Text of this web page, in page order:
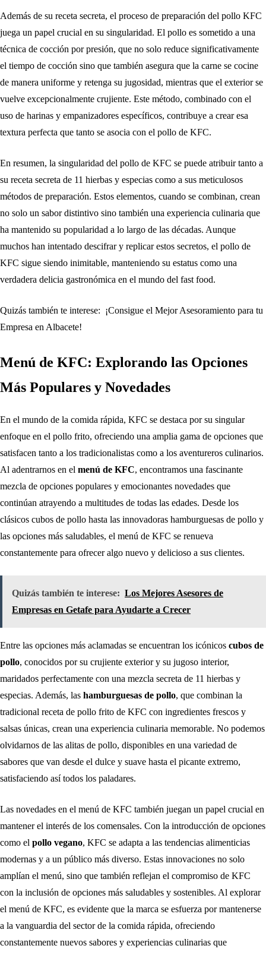
Además de su receta secreta, el proceso de preparación del pollo KFC
juega un papel crucial en su singularidad. El pollo es sometido a una
técnica de cocción por presión, que no solo reduce significativamente
el tiempo de cocción sino que también asegura que la carne se cocine
de manera uniforme y retenga su jugosidad, mientras que el exterior se
vuelve excepcionalmente crujiente. Este método, combinado con el
uso de harinas y empanizadores específicos, contribuye a crear esa
textura perfecta que tanto se asocia con el pollo de KFC.
En resumen, la singularidad del pollo de KFC se puede atribuir tanto a
su receta secreta de 11 hierbas y especias como a sus meticulosos
métodos de preparación. Estos elementos, cuando se combinan, crean
no solo un sabor distintivo sino también una experiencia culinaria que
ha mantenido su popularidad a lo largo de las décadas. Aunque
muchos han intentado descifrar y replicar estos secretos, el pollo de
KFC sigue siendo inimitable, manteniendo su estatus como una
verdadera delicia gastronómica en el mundo del fast food.
Quizás también te interese: ¡Consigue el Mejor Asesoramiento para tu
Empresa en Albacete!
Menú de KFC: Explorando las Opciones
Más Populares y Novedades
En el mundo de la comida rápida, KFC se destaca por su singular
enfoque en el pollo frito, ofreciendo una amplia gama de opciones que
satisfacen tanto a los tradicionalistas como a los aventureros culinarios.
Al adentrarnos en el menú de KFC, encontramos una fascinante
mezcla de opciones populares y emocionantes novedades que
continúan atrayendo a multitudes de todas las edades. Desde los
clásicos cubos de pollo hasta las innovadoras hamburguesas de pollo y
las opciones más saludables, el menú de KFC se renueva
constantemente para ofrecer algo nuevo y delicioso a sus clientes.
Quizás también te interese: Los Mejores Asesores de
Empresas en Getafe para Ayudarte a Crecer
Entre las opciones más aclamadas se encuentran los icónicos cubos de
pollo, conocidos por su crujiente exterior y su jugoso interior,
maridados perfectamente con una mezcla secreta de 11 hierbas y
especias. Además, las hamburguesas de pollo, que combinan la
tradicional receta de pollo frito de KFC con ingredientes frescos y
salsas únicas, crean una experiencia culinaria memorable. No podemos
olvidarnos de las alitas de pollo, disponibles en una variedad de
sabores que van desde el dulce y suave hasta el picante extremo,
satisfaciendo así todos los paladares.
Las novedades en el menú de KFC también juegan un papel crucial en
mantener el interés de los comensales. Con la introducción de opciones
como el pollo vegano, KFC se adapta a las tendencias alimenticias
modernas y a un público más diverso. Estas innovaciones no solo
amplían el menú, sino que también reflejan el compromiso de KFC
con la inclusión de opciones más saludables y sostenibles. Al explorar
el menú de KFC, es evidente que la marca se esfuerza por mantenerse
a la vanguardia del sector de la comida rápida, ofreciendo
constantemente nuevos sabores y experiencias culinarias que